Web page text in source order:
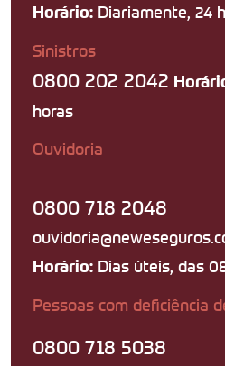
Horário: Diariamente, 24
Sinistros
0800 202 2042
horas
Ouvidoria
0800 718 2048
Horário: Dias úteis, das
Pessoas com deficiência
0800 718 5038